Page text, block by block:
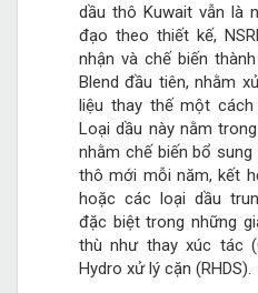
dầu thô Kuwait vẫn là
đạo theo thiết kế,
nhận và chế biến
Blend đầu tiên, nhằm
liệu thay thế một cách
Loại dầu này nằm
nhằm chế biến bổ
thô mới mỗi năm, kết
hoặc các loại dầu
đặc biệt trong những
thù như thay xúc tác
Hydro xử lý cặn (RHDS).